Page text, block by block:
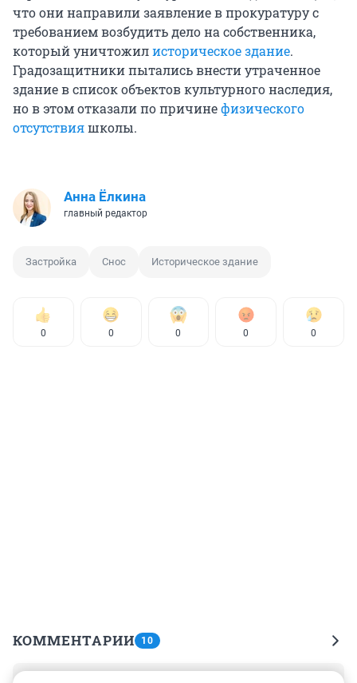
что они направили заявление в прокуратуру с
требованием возбудить дело на собственника,
который уничтожилисторическое здание.
Градозащитники пытались внести утраченное
здание в список объектов культурного наследия,
но в этом отказали по причинефизического
отсутствияшколы.
Анна Ёлкина
главный редактор
Застройка Снос Историческое здание
0 0 0 0 0
КОММЕНТАРИИ 10